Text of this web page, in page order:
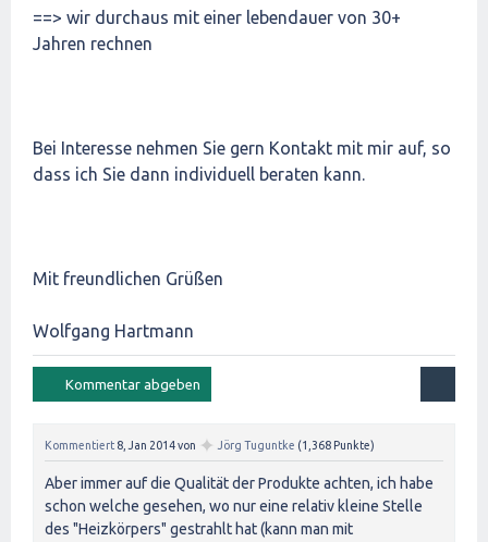
==> wir durchaus mit einer lebendauer von 30+
Jahren rechnen
Bei Interesse nehmen Sie gern Kontakt mit mir auf, so
dass ich Sie dann individuell beraten kann.
Mit freundlichen Grüßen
Wolfgang Hartmann
Kommentiert 8, Jan 2014von ✦ Jörg Tuguntke (1,368 Punkte)
Aber immer auf die Qualität der Produkte achten, ich habe
schon welche gesehen, wo nur eine relativ kleine Stelle
des "Heizkörpers" gestrahlt hat (kann man mit